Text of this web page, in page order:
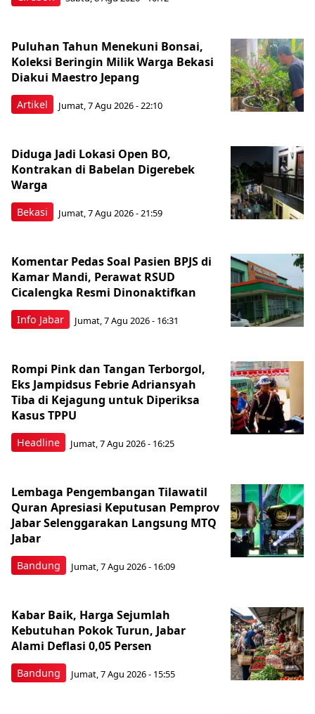
Artikel
Puluhan Tahun Menekuni Bonsai,
Koleksi Beringin Milik Warga Bekasi
Diakui Maestro Jepang
Jumat, 7 Agu 2026 - 22:10
Bekasi
Diduga Jadi Lokasi Open BO,
Kontrakan di Babelan Digerebek
Warga
Jumat, 7 Agu 2026 - 21:59
Info Jabar
Komentar Pedas Soal Pasien BPJS di
Kamar Mandi, Perawat RSUD
Cicalengka Resmi Dinonaktifkan
Jumat, 7 Agu 2026 - 16:31
Headline
Rompi Pink dan Tangan Terborgol,
Eks Jampidsus Febrie Adriansyah
Tiba di Kejagung untuk Diperiksa
Kasus TPPU
Jumat, 7 Agu 2026 - 16:25
Bandung
Lembaga Pengembangan Tilawatil
Quran Apresiasi Keputusan Pemprov
Jabar Selenggarakan Langsung MTQ
Jabar
Jumat, 7 Agu 2026 - 16:09
Bandung
Kabar Baik, Harga Sejumlah
Kebutuhan Pokok Turun, Jabar
Alami Deflasi 0,05 Persen
Jumat, 7 Agu 2026 - 15:55